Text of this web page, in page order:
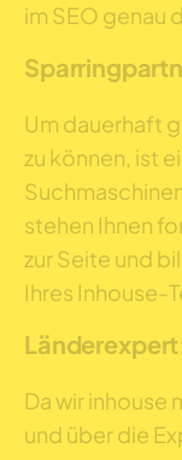
im SEO genau
Um dauerhaft
zu können, ist
stehen Ihnen
zur Seite und
Ihres Inhouse-
Da wir inhouse
und über die